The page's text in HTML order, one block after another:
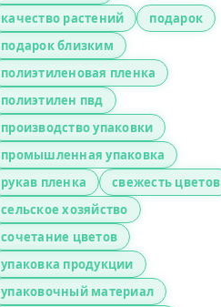
качество растений
подарок
подарок близким
полиэтиленовая пленка
полиэтилен пвд
производство упаковки
промышленная упаковка
рукав пленка
свежесть цветов
сельское хозяйство
сочетание цветов
упаковка продукции
упаковочный материал